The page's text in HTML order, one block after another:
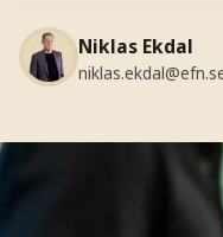
Niklas Ekdal